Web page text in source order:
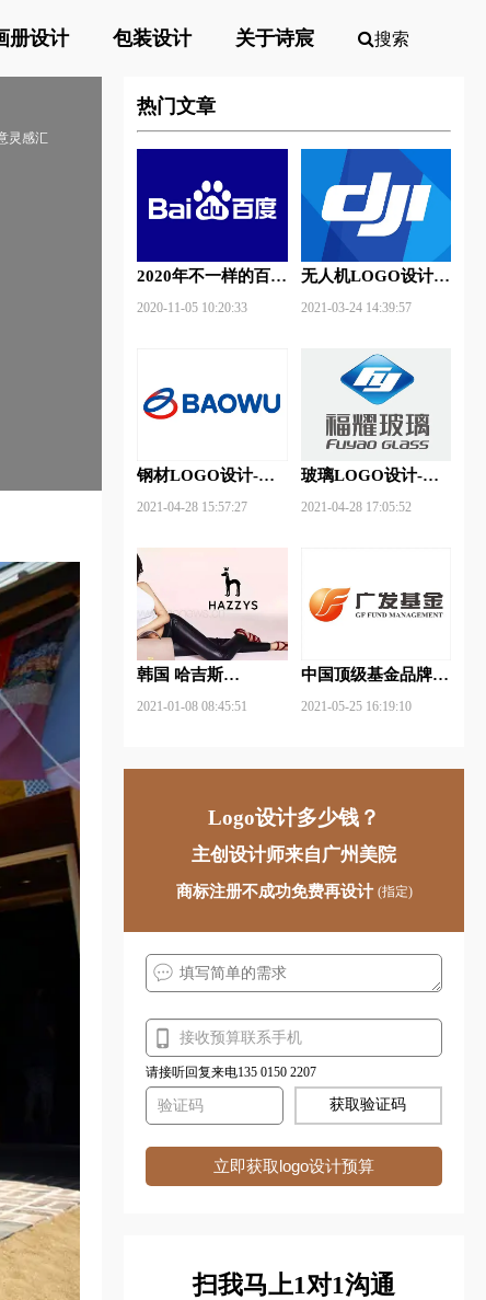
册设计 包装设计 关于诗宸 搜索
灵感汇
热门文章
2020年不一样的百度
2020-11-05 10:20:33
无人机LOGO设计-
计
2021-03-24 14:39:57
钢材LOGO设计-宝
2021-04-28 15:57:27
玻璃LOGO设计-
logo设计
2021-04-28 17:05:52
韩国 哈吉斯
更新LOGO
2021-01-08 08:45:51
中国顶级基金品牌
领先品牌
2021-05-25 16:19:10
Logo设计多少钱？
主创设计师来自广州美院
商标注册不成功免费再设计 (指定)
请接听回复来电135 0150 2207
获取验证码
立即获取logo设计预算
扫我马上1对1沟通